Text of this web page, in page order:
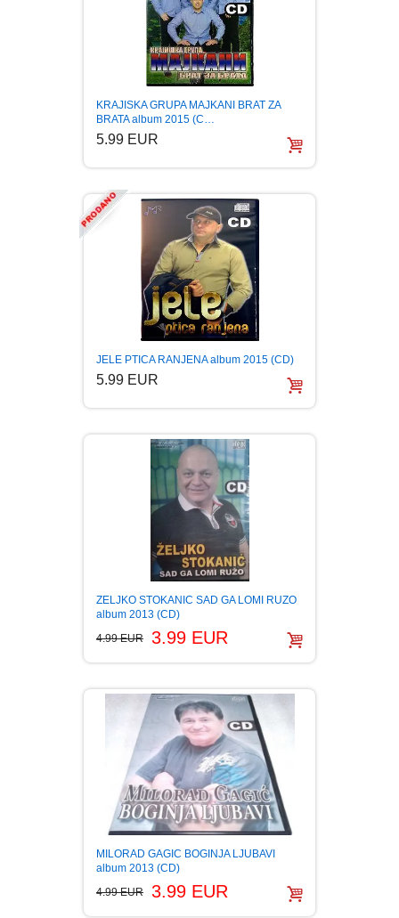
KRAJISKA GRUPA MAJKANI BRAT ZA
BRATA album 2015 (C…
5.99 EUR
JELE PTICA RANJENA album 2015 (CD)
5.99 EUR
ZELJKO STOKANIC SAD GA LOMI RUZO
album 2013 (CD)
4.99 EUR
3.99 EUR
MILORAD GAGIC BOGINJA LJUBAVI
album 2013 (CD)
4.99 EUR
3.99 EUR